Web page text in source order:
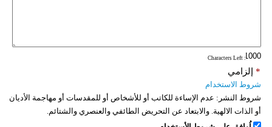
: Characters Left
إلزامي *
شروط الاستخدام
شروط النشر: عدم الإساءة للكاتب أو للأشخاص أو للمقدسات أو مهاجمة الأديان
أو الذات الالهية. والابتعاد عن التحريض الطائفي والعنصري والشتائم.